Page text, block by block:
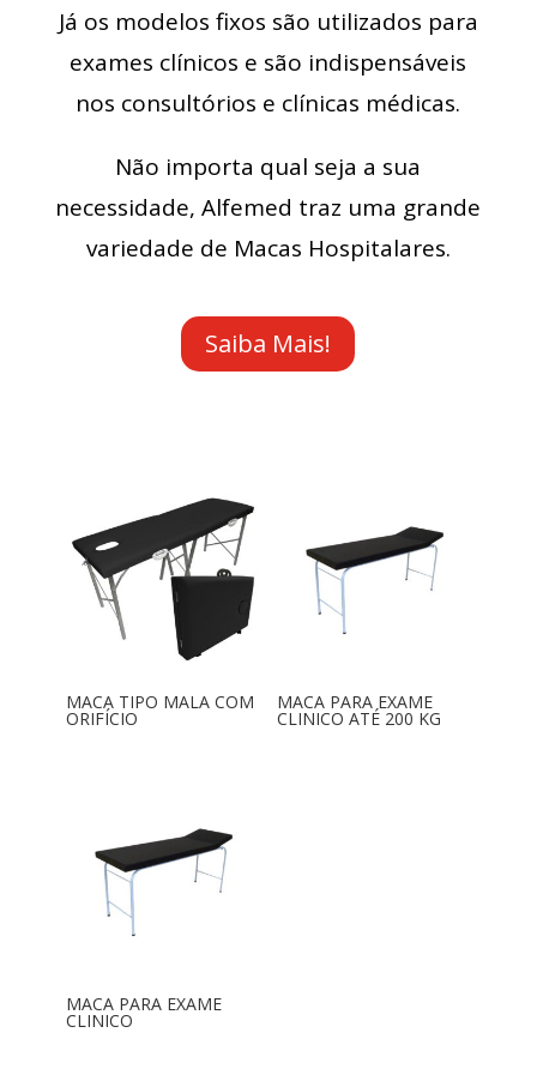
Já os modelos fixos são utilizados para
exames clínicos e são indispensáveis
nos consultórios e clínicas médicas.
Não importa qual seja a sua
necessidade, Alfemed traz uma grande
variedade de Macas Hospitalares.
Saiba Mais!
MACA TIPO MALA COM
ORIFÍCIO
MACA PARA EXAME
CLINICO ATÉ 200 KG
MACA PARA EXAME
CLINICO